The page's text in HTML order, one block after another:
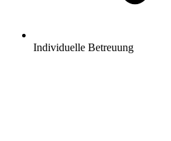
Individuelle Betreuung